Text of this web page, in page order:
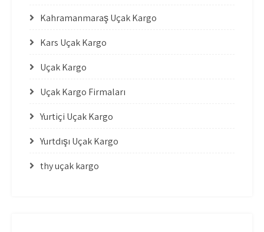
Kahramanmaraş Uçak Kargo
Kars Uçak Kargo
Uçak Kargo
Uçak Kargo Firmaları
Yurtiçi Uçak Kargo
Yurtdışı Uçak Kargo
thy uçak kargo